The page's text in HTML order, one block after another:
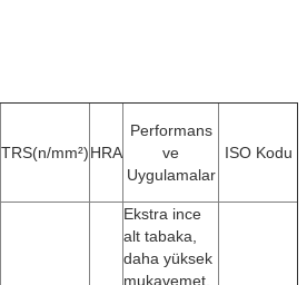
TRS(n/mm²)HRA
Performans
ve
Uygulamalar
ISO Kodu
Ekstra ince
alt tabaka,
daha yüksek
mukavemet,